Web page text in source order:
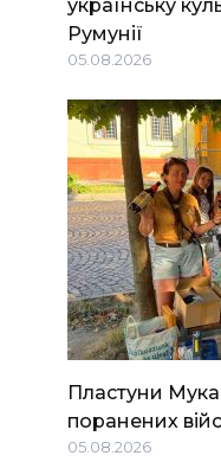
українську
Румунії
05.08.2026
Пластуни
поранених
05.08.2026